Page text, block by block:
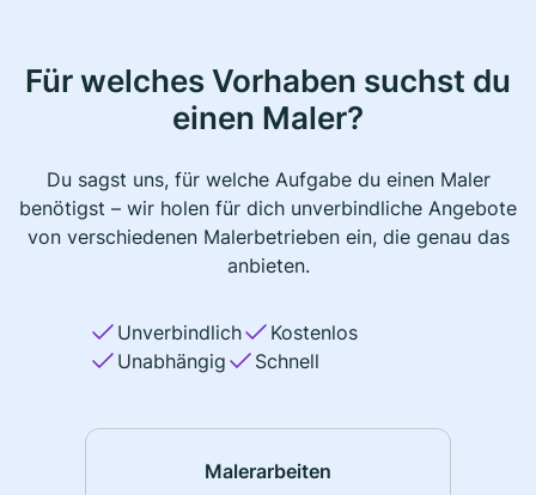
Für welches Vorhaben suchst du
einen Maler?
Du sagst uns, für welche Aufgabe du einen Maler
benötigst – wir holen für dich unverbindliche Angebote
von verschiedenen Malerbetrieben ein, die genau das
anbieten.
Unverbindlich
Kostenlos
Unabhängig
Schnell
Malerarbeiten